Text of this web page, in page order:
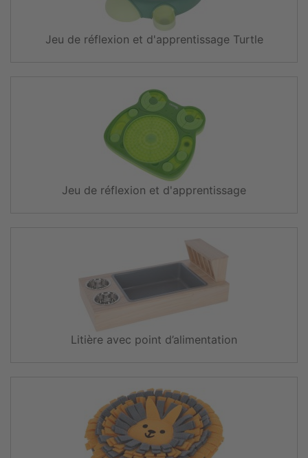
Jeu de réflexion et d'apprentissage Turtle
Jeu de réflexion et d'apprentissage
Litière avec point d’alimentation